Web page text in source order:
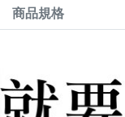
商品規格